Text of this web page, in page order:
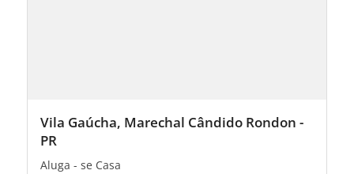
Vila Gaúcha, Marechal Cândido Rondon -
PR
Aluga - se Casa